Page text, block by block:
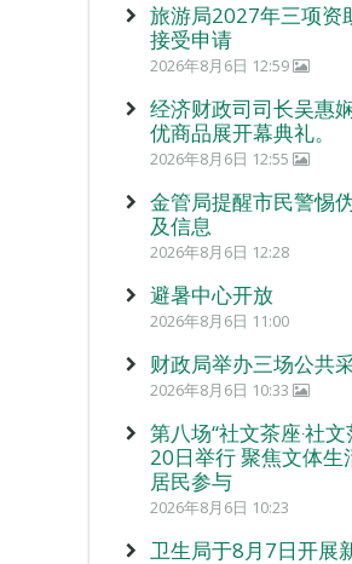
旅游局2027年三项资
接受申请
2026年8月6日 12:59
经济财政司司长吴惠
优商品展开幕典礼。
2026年8月6日 12:55
金管局提醒市民警惕
及信息
2026年8月6日 12:28
避暑中心开放
2026年8月6日 11:00
财政局举办三场公共
2026年8月6日 10:33
第八场“社文茶座‧社
20日举行 聚焦文体
居民参与
2026年8月6日 10:23
卫生局于8月7日开展